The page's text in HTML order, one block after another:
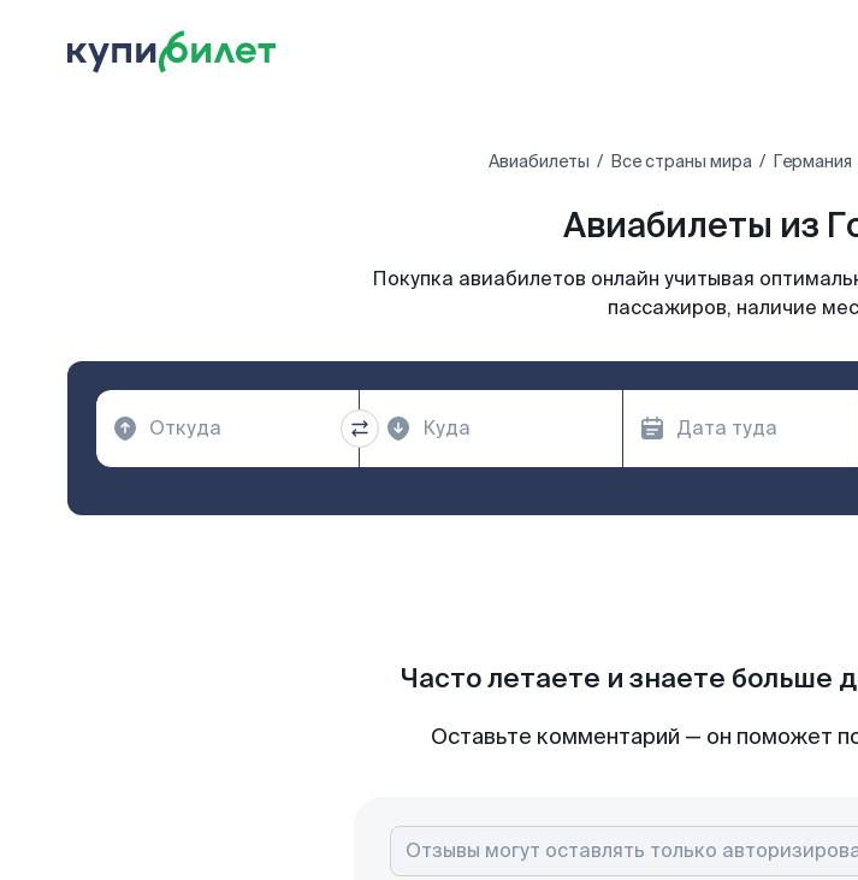
Авиабилеты Все страны мира Германия
Авиабилеты из
Покупка авиабилетов онлайн учитывая
пассажиров, наличие
Часто летаете и знаете больше
Оставьте комментарий — он поможет